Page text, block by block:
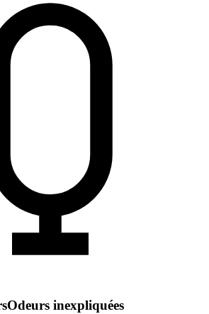
Odeurs inexpliquées